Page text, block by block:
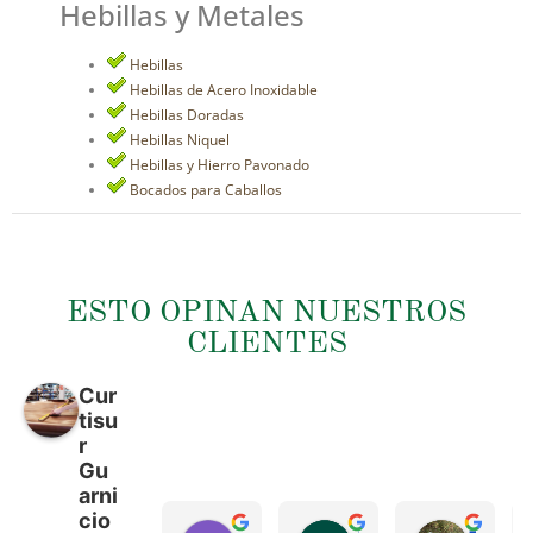
Hebillas y Metales
Hebillas
Hebillas de Acero Inoxidable
Hebillas Doradas
Hebillas Niquel
Hebillas y Hierro Pavonado
Bocados para Caballos
ESTO OPINAN NUESTROS
CLIENTES
Cur
tisu
r
Gu
arni
cio